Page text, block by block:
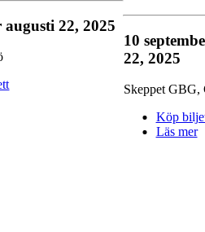
augusti 22, 2025
10
22, 2025
Skeppet GBG,
Köp
Läs mer